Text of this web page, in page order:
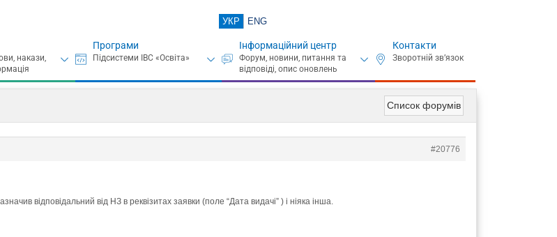
УКР ENG
Програми Інформаційний центр Контакти
Список форумів
#20776
відповідальний від НЗ в реквізитах заявки (поле “Дата видачі” ) і ніяка інша.